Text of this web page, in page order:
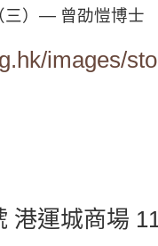
三）— 曾劭愷博士
images/
港運城商場